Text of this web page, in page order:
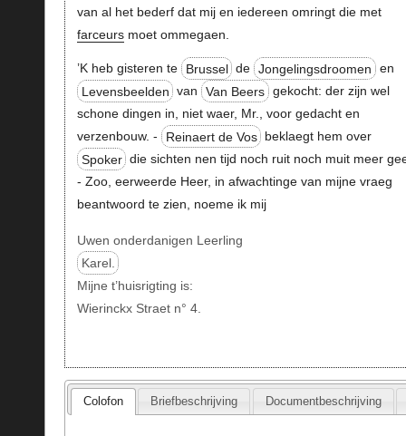
van al het bederf dat mij en iedereen omringt die met
farceursmoet ommegaen.
’K heb gisteren te Brussel de Jongelingsdroomen
en
Levensbeelden van Van Beers gekocht: der zijn wel
schone dingen in, niet waer, Mr., voor gedacht en
verzenbouw. -
Reinaert de Vos beklaegt hem over
Spoker die sichten nen tijd noch ruit noch muit meer
- Zoo, eerweerde Heer, in afwachtinge van mijne vraeg
beantwoord te zien, noeme ik mij
Uwen onderdanigen Leerling
Karel.
Mijne t’huisrigting is:
Wierinckx Straet n° 4.
Colofon Briefbeschrijving Documentbeschrijving